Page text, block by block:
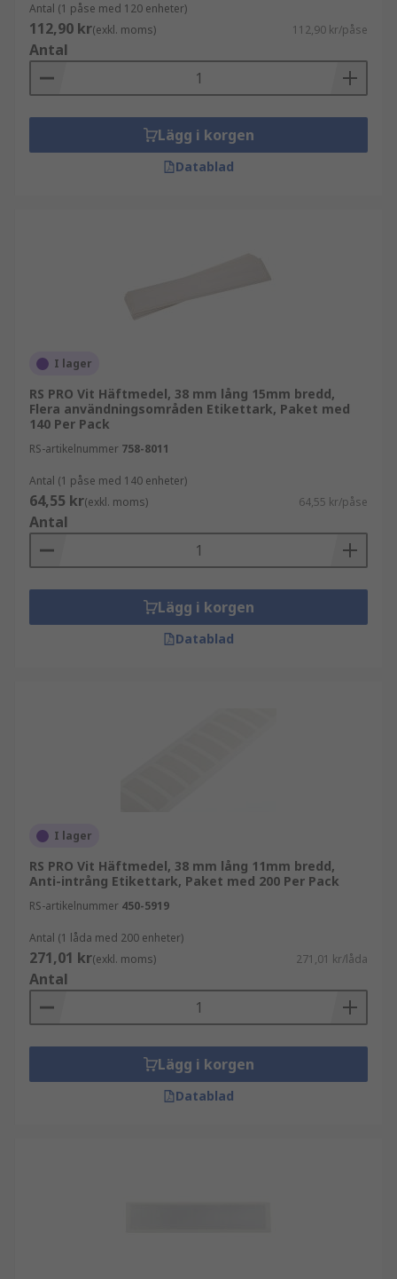
Antal (1 påse med 120 enheter)
112,90 kr(exkl. moms) 112,90 kr/påse
Antal
Lägg i korgen
Datablad
I lager
RS PRO Vit Häftmedel, 38 mm lång 15mm bredd,
Flera användningsområden Etikettark, Paket med
140 Per Pack
RS-artikelnummer 758-8011
Antal (1 påse med 140 enheter)
64,55 kr(exkl. moms) 64,55 kr/påse
Antal
Lägg i korgen
Datablad
I lager
RS PRO Vit Häftmedel, 38 mm lång 11mm bredd,
Anti-intrång Etikettark, Paket med 200 Per Pack
RS-artikelnummer 450-5919
Antal (1 låda med 200 enheter)
271,01 kr(exkl. moms) 271,01 kr/låda
Antal
Lägg i korgen
Datablad